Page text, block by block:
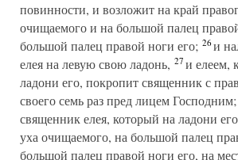
повинности, и возложит на край
очищаемого и на большой палец
большой палец правой ноги его; 26и
елея на левую свою ладонь, 27и елеем,
ладони его, покропит священник с
своего семь раз пред лицем Господним;
священник елея, который на ладони
уха очищаемого, на большой палец
большой палец правой ноги его, на